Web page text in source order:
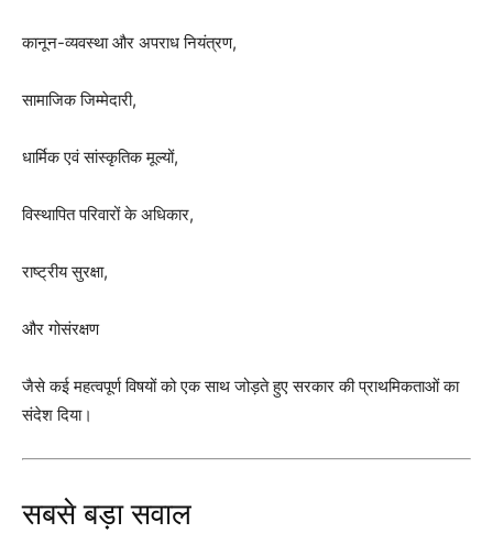
कानून-व्यवस्था और अपराध नियंत्रण,
सामाजिक जिम्मेदारी,
धार्मिक एवं सांस्कृतिक मूल्यों,
विस्थापित परिवारों के अधिकार,
राष्ट्रीय सुरक्षा,
और गोसंरक्षण
जैसे कई महत्वपूर्ण विषयों को एक साथ जोड़ते हुए सरकार की प्राथमिकताओं का
संदेश दिया।
सबसे बड़ा सवाल